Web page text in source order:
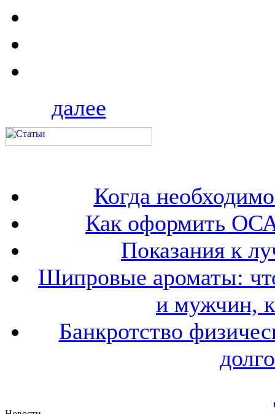
далее
Когда
Как оформить
Показания к
Шипровые ароматы:
и мужчин,
Банкротство